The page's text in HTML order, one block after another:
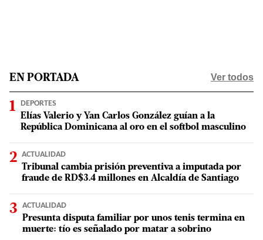
EN PORTADA Ver todos
DEPORTES
Elías Valerio y Yan Carlos González guían a la
República Dominicana al oro en el softbol masculino
ACTUALIDAD
Tribunal cambia prisión preventiva a imputada por
fraude de RD$3.4 millones en Alcaldía de Santiago
ACTUALIDAD
Presunta disputa familiar por unos tenis termina en
muerte: tío es señalado por matar a sobrino